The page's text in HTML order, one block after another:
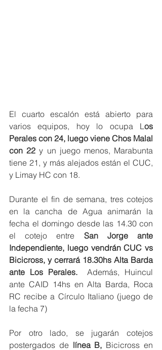
El cuarto escalón está abierto para
varios equipos, hoy lo ocupa Los
Perales con 24, luego viene Chos Malal
con 22 y un juego menos, Marabunta
tiene 21, y más alejados están el CUC,
y Limay HC con 18.
Durante el fin de semana, tres cotejos
en la cancha de Agua animarán la
fecha el domingo desde las 14.30 con
el cotejo entre San Jorge ante
Independiente, luego vendrán CUC vs
Bicicross, y cerrará 18.30hs Alta Barda
ante Los Perales.
Además, Huincul
ante CAID 14hs en Alta Barda, Roca
RC recibe a Círculo Italiano (juego de
la fecha 7)
Por otro lado, se jugarán cotejos
postergados de línea B, Bicicross en